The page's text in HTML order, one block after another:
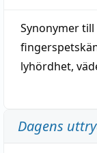
Synonymer till
lyhördhet,
Dagens